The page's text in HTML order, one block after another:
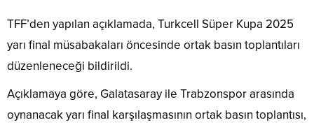
TFF’den yapılan açıklamada, Turkcell Süper Kupa 2025
yarı final müsabakaları öncesinde ortak basın toplantıları
düzenleneceği bildirildi.
Açıklamaya göre, Galatasaray ile Trabzonspor arasında
oynanacak yarı final karşılaşmasının ortak basın toplantısı,